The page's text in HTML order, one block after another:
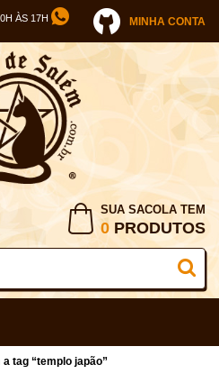
ÀS 17H MINHA CONTA
SUA SACOLA TEM
0 PRODUTOS
tag “templo japão”